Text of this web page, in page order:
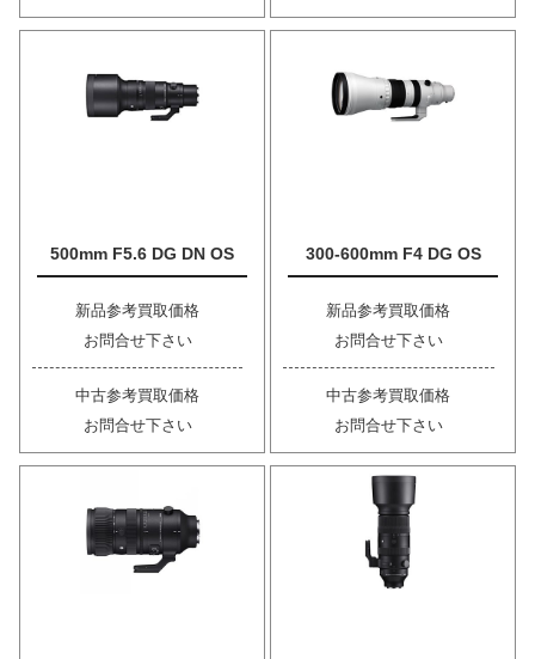
500mm F5.6 DG DN OS
新品参考買取価格
お問合せ下さい
中古参考買取価格
お問合せ下さい
300-600mm F4 DG OS
新品参考買取価格
お問合せ下さい
中古参考買取価格
お問合せ下さい